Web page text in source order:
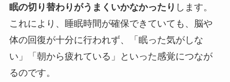
眠の切り替わりがうまくいかなかったり します。
これにより、睡眠時間が確保できていても、脳や
体の回復が十分に行われず、「眠った気がしな
い」「朝から疲れている」といった感覚につなが
るのです。